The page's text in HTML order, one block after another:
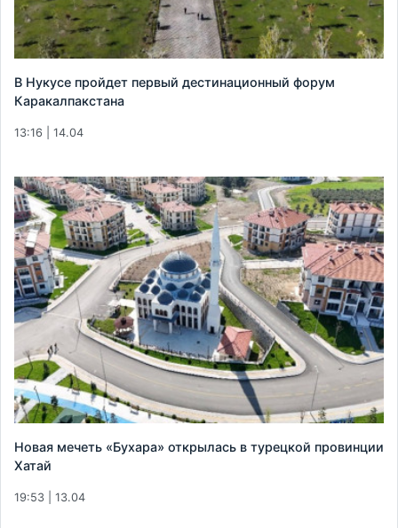
В Нукусе пройдет первый дестинационный форум
Каракалпакстана
13:16 | 14.04
Новая мечеть «Бухара» открылась в турецкой провинции
Хатай
19:53 | 13.04